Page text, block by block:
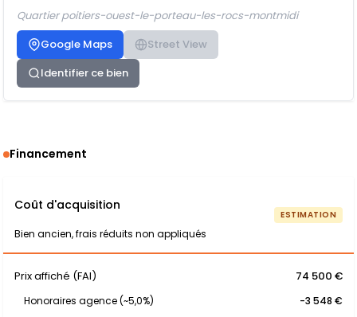
Quartier poitiers-ouest-le-porteau-les-rocs-montmidi
Google Maps
Street View
Identifier ce bien
Financement
Coût d'acquisition
Bien ancien, frais réduits non appliqués
ESTIMATION
Prix affiché (FAI) 74 500 €
Honoraires agence (~5,0%)
-3 548 €